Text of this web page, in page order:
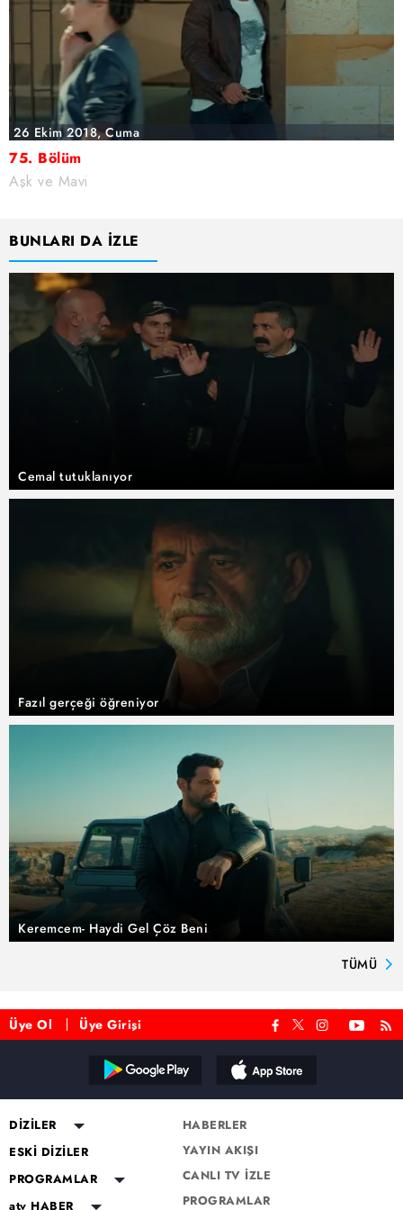
26 Ekim 2018, Cuma
75. Bölüm
Aşk ve Mavi
BUNLARI DA İZLE
Cemal tutuklanıyor
Fazıl gerçeği öğreniyor
Keremcem- Haydi Gel Çöz Beni
TÜMÜ
Üye Ol Üye Girişi
DİZİLER
Altı Üstü İstanbul
Mercan Köşk
A.B.İ.
ESKİ DİZİLER
Eşkıya Dünyaya Hükümdar
PROGRAMLAR
Müge Anlı ile Tatlı Sert
atv HABER
HABERLER
YAYIN AKIŞI
CANLI TV İZLE
PROGRAMLAR